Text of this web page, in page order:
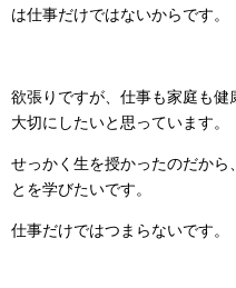
は仕事だけではないからです。
欲張りですが、仕事も家庭も
大切にしたいと思っています。
せっかく生を授かったのだから
とを学びたいです。
仕事だけではつまらないです。